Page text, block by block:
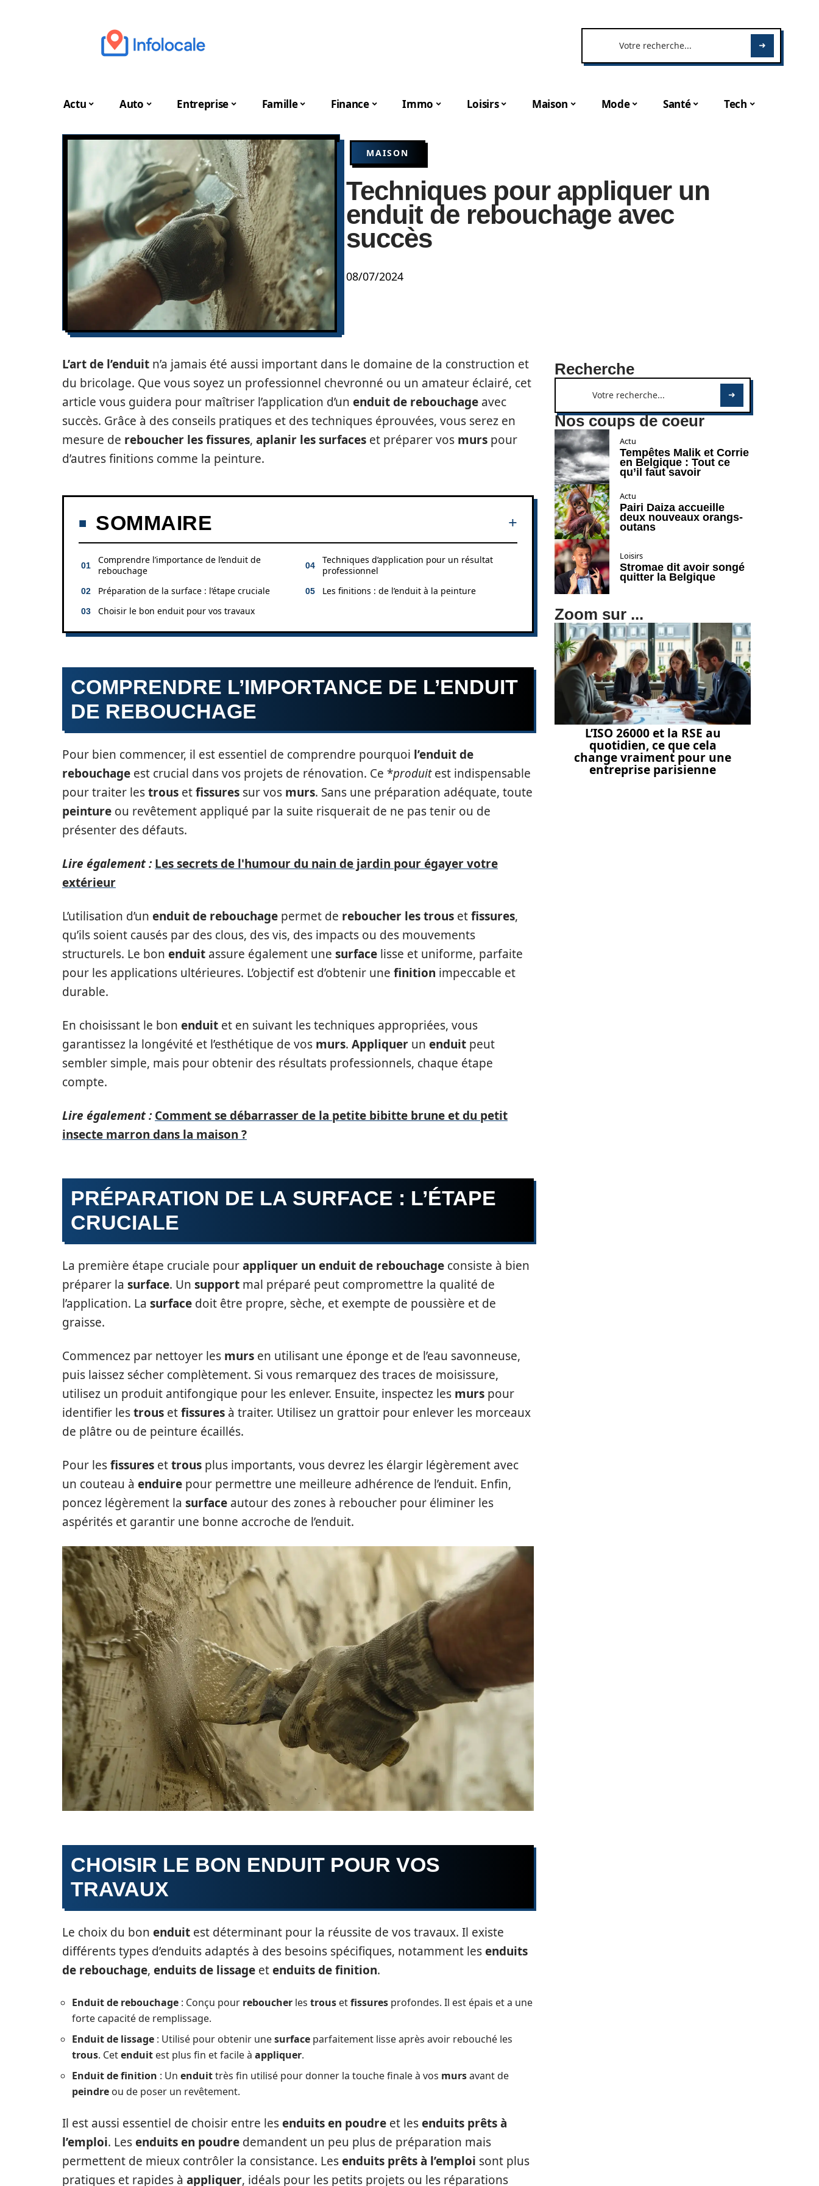
Actu Auto Entreprise Famille Finance Immo Loisirs Maison Mode Santé Tech
MAISON
Techniques pour appliquer un
enduit de rebouchage avec
succès
08/07/2024
L’art de l’enduit n’a jamais été aussi important dans le domaine de la construction et
du bricolage. Que vous soyez un professionnel chevronné ou un amateur éclairé, cet
article vous guidera pour maîtriser l’application d’un enduit de rebouchage avec
succès. Grâce à des conseils pratiques et des techniques éprouvées, vous serez en
mesure de reboucher les fissures, aplanir les surfaces et préparer vos murs pour
d’autres finitions comme la peinture.
SOMMAIRE
Comprendre l’importance de l’enduit de
rebouchage
Préparation de la surface : l’étape cruciale
Choisir le bon enduit pour vos travaux
Techniques d’application pour un résultat
professionnel
Les finitions : de l’enduit à la peinture
COMPRENDRE L’IMPORTANCE DE L’ENDUIT
DE REBOUCHAGE
Pour bien commencer, il est essentiel de comprendre pourquoi l’enduit de
rebouchage est crucial dans vos projets de rénovation. Ce *produitest indispensable
pour traiter lestrous etfissures sur vos murs. Sans une préparation adéquate, toute
peinture ou revêtement appliqué par la suite risquerait de ne pas tenir ou de
présenter des défauts.
Lire également : Les secrets de l'humour du nain de jardin pour égayer votre
extérieur
L’utilisation d’un enduit de rebouchage permet de reboucher les trous etfissures,
qu’ils soient causés par des clous, des vis, des impacts ou des mouvements
structurels. Le bon enduit assure également une surface lisse et uniforme, parfaite
pour les applications ultérieures. L’objectif est d’obtenir une finition impeccable et
durable.
En choisissant le bon enduit et en suivant les techniques appropriées, vous
garantissez la longévité et l’esthétique de vos murs. Appliquer un enduit peut
sembler simple, mais pour obtenir des résultats professionnels, chaque étape
compte.
Lire également : Comment se débarrasser de la petite bibitte brune et du petit
insecte marron dans la maison ?
PRÉPARATION DE LA SURFACE : L’ÉTAPE
CRUCIALE
La première étape cruciale pourappliquer un enduit de rebouchage consiste à bien
préparer la surface. Un support mal préparé peut compromettre la qualité de
l’application. La surface doit être propre, sèche, et exempte de poussière et de
graisse.
Commencez par nettoyer les murs en utilisant une éponge et de l’eau savonneuse,
puis laissez sécher complètement. Si vous remarquez des traces de moisissure,
utilisez un produit antifongique pour les enlever. Ensuite, inspectez les murs pour
identifier lestrous etfissures à traiter. Utilisez un grattoir pour enlever les morceaux
de plâtre ou de peinture écaillés.
Pour lesfissures ettrous plus importants, vous devrez les élargir légèrement avec
un couteau à enduire pour permettre une meilleure adhérence de l’enduit. Enfin,
poncez légèrement la surface autour des zones à reboucher pour éliminer les
aspérités et garantir une bonne accroche de l’enduit.
CHOISIR LE BON ENDUIT POUR VOS
TRAVAUX
Le choix du bon enduit est déterminant pour la réussite de vos travaux. Il existe
différents types d’enduits adaptés à des besoins spécifiques, notamment lesenduits
de rebouchage, enduits de lissage etenduits de finition.
Enduit de rebouchage : Conçu pour reboucher les trous etfissures profondes. Il est épais et a une
forte capacité de remplissage.
Enduit de lissage : Utilisé pour obtenir unesurface parfaitement lisse après avoir rebouché les
trous. Cetenduit est plus fin et facile à appliquer.
Enduit de finition : Un enduittrès fin utilisé pour donner la touche finale à vos mursavant de
peindre ou de poser un revêtement.
Il est aussi essentiel de choisir entre lesenduits en poudre et lesenduits prêts à
l’emploi. Lesenduits en poudre demandent un peu plus de préparation mais
permettent de mieux contrôler la consistance. Lesenduits prêts à l’emploi sont plus
pratiques et rapides à appliquer, idéals pour les petits projets ou les réparations
Recherche
Nos coups de coeur
Actu
Tempêtes Malik et Corrie
en Belgique : Tout ce
qu’il faut savoir
Actu
Pairi Daiza accueille
deux nouveaux orangs-
outans
Loisirs
Stromae dit avoir songé
quitter la Belgique
Zoom sur ...
L’ISO 26000 et la RSE au
quotidien, ce que cela
change vraiment pour une
entreprise parisienne